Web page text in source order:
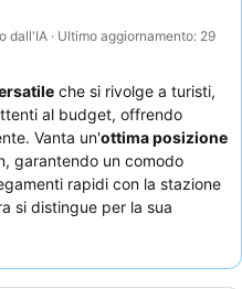
· Ultimo aggiornamento: 29
che si rivolge a turisti,
al budget, offrendo
Vanta un'ottima posizione
garantendo un comodo
rapidi con la stazione
si distingue per la sua
per la produttività. Gli